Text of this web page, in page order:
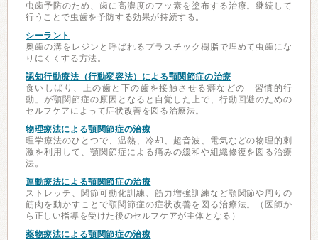
虫歯予防のため、歯に高濃度のフッ素を塗布する治療。継続して
行うことで虫歯を予防する効果が持続する。
シーラント
奥歯の溝をレジンと呼ばれるプラスチック樹脂で埋めて虫歯にな
りにくくする方法。
認知行動療法（行動変容法）による顎関節症の治療
食いしばり、上の歯と下の歯を接触させる癖などの「習慣的行
動」が顎関節症の原因となると自覚した上で、行動回避のための
セルフケアによって症状改善を図る治療法。
物理療法による顎関節症の治療
理学療法のひとつで、温熱、冷却、超音波、電気などの物理的刺
激を利用して、顎関節症による痛みの緩和や組織修復を図る治療
法。
運動療法による顎関節症の治療
ストレッチ、関節可動化訓練、筋力増強訓練など顎関節や周りの
筋肉を動かすことで顎関節症の症状改善を図る治療法。（医師か
ら正しい指導を受けた後のセルフケアが主体となる）
薬物療法による顎関節症の治療